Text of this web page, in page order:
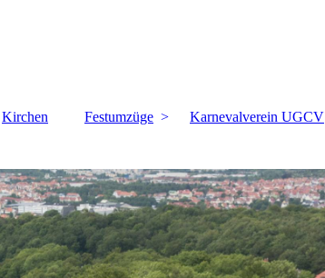
Kirchen Festumzüge Karnevalverein UGCV